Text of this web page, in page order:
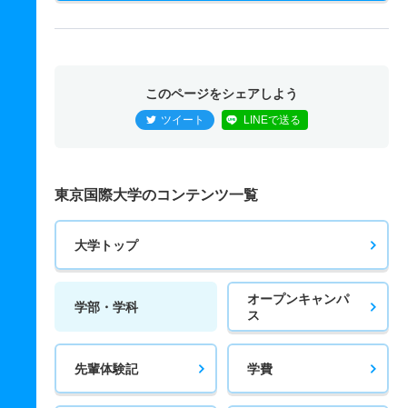
このページをシェアしよう
ツイート LINEで送る
東京国際大学のコンテンツ一覧
大学トップ
学部・学科
オープンキャンパ
ス
先輩体験記 学費